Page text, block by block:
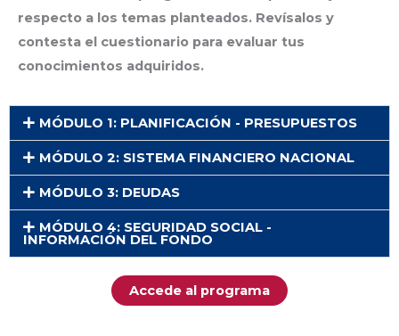
respecto a los temas planteados. Revísalos y
contesta el cuestionario para evaluar tus
conocimientos adquiridos.
MÓDULO 1: PLANIFICACIÓN - PRESUPUESTOS
MÓDULO 2: SISTEMA FINANCIERO NACIONAL
MÓDULO 3: DEUDAS
MÓDULO 4: SEGURIDAD SOCIAL -
INFORMACIÓN DEL FONDO
Accede al programa